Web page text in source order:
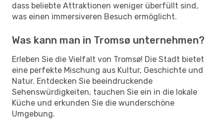
dass beliebte Attraktionen weniger überfüllt sind,
was einen immersiveren Besuch ermöglicht.
Was kann man in Tromsø unternehmen?
Erleben Sie die Vielfalt von Tromsø! Die Stadt bietet
eine perfekte Mischung aus Kultur, Geschichte und
Natur. Entdecken Sie beeindruckende
Sehenswürdigkeiten, tauchen Sie ein in die lokale
Küche und erkunden Sie die wunderschöne
Umgebung.